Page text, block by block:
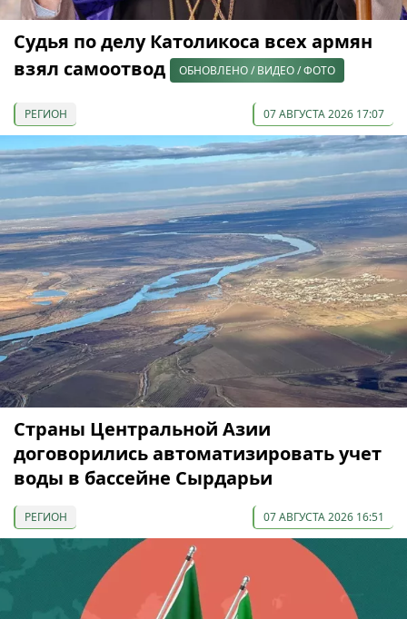
Судья по делу Католикоса всех армян
взял самоотвод
ОБНОВЛЕНО / ВИДЕО / ФОТО
РЕГИОН 07 АВГУСТА 2026 17:07
Страны Центральной Азии
договорились автоматизировать учет
воды в бассейне Сырдарьи
РЕГИОН 07 АВГУСТА 2026 16:51